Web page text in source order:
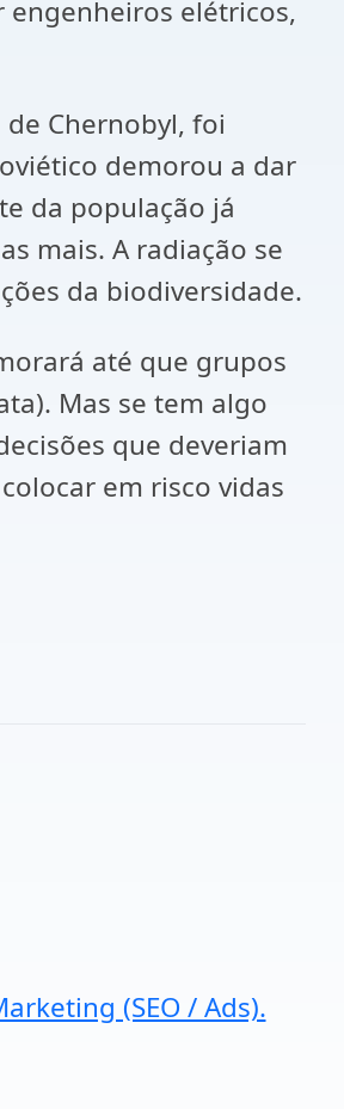
elétricos,
Chernobyl, foi
demorou a dar
da população já
mais. A radiação se
da biodiversidade.
até que grupos
Mas se tem algo
que deveriam
em risco vidas
(SEO / Ads).